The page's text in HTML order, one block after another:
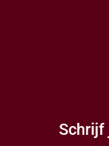
Schrijf